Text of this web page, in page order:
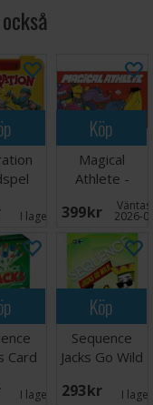
I lager: 5
Köp
Magical
Athlete -
NORSK
399 SEK 2026-
Card
I lager: 3
Köp
Sequence
Jacks Go Wild
293 SEK I